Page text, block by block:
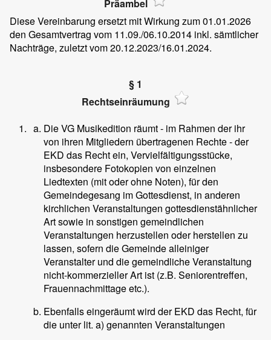
Präambel
Diese Vereinbarung ersetzt mit Wirkung zum 01.01.2026
den Gesamtvertrag vom 11.09./06.10.2014 inkl. sämtlicher
Nachträge, zuletzt vom 20.12.2023/16.01.2024.
§ 1
Rechtseinräumung
Die VG Musikedition räumt - im Rahmen der ihr
von ihren Mitgliedern übertragenen Rechte - der
EKD das Recht ein, Vervielfältigungsstücke,
insbesondere Fotokopien von einzelnen
Liedtexten (mit oder ohne Noten), für den
Gemeindegesang im Gottesdienst, in anderen
kirchlichen Veranstaltungen gottesdienstähnlicher
Art sowie in sonstigen gemeindlichen
Veranstaltungen herzustellen oder herstellen zu
lassen, sofern die Gemeinde alleiniger
Veranstalter und die gemeindliche Veranstaltung
nicht-kommerzieller Art ist (z.B. Seniorentreffen,
Frauennachmittage etc.).
Ebenfalls eingeräumt wird der EKD das Recht, für
die unter lit. a) genannten Veranstaltungen